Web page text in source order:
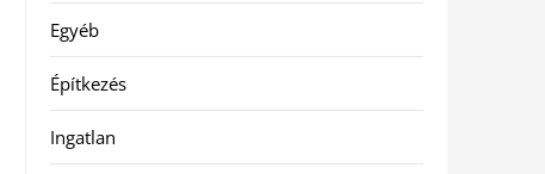
Egyéb
Építkezés
Ingatlan